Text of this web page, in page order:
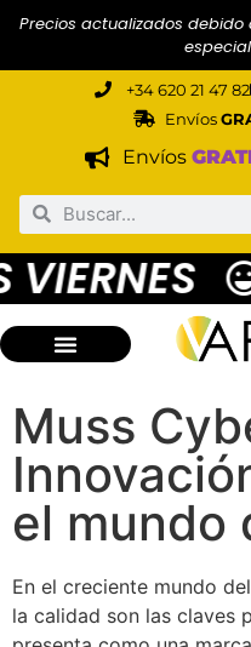
Precios actualizados
+34 620 21 47 82
Envíos
Envíos
Muss
el mundo
En el creciente mundo
la calidad son las claves